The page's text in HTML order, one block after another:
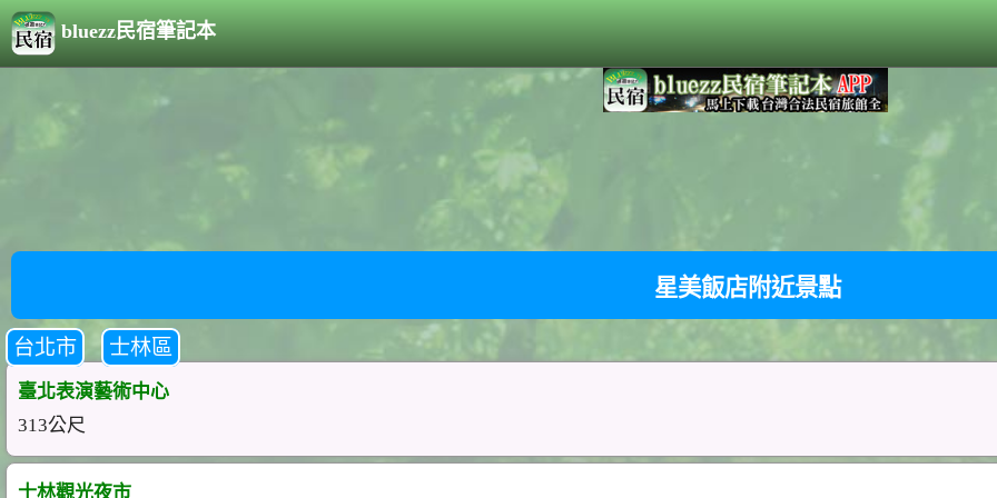
bluezz民宿筆記本
星美飯店附近景點
台北市 士林區
臺北表演藝術中心
313公尺
士林觀光夜市